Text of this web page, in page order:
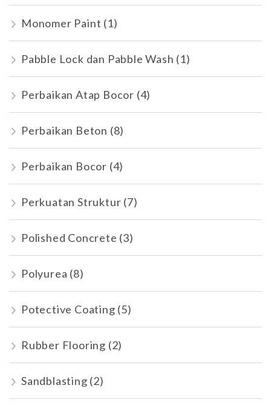
Monomer Paint (1)
Pabble Lock dan Pabble Wash (1)
Perbaikan Atap Bocor (4)
Perbaikan Beton (8)
Perbaikan Bocor (4)
Perkuatan Struktur (7)
Polished Concrete (3)
Polyurea (8)
Potective Coating (5)
Rubber Flooring (2)
Sandblasting (2)